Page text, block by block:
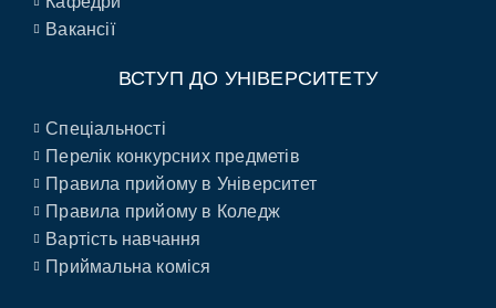
Вакансії
ВСТУП ДО УНІВЕРСИТЕТУ
Спеціальності
Перелік конкурсних предметів
Правила прийому в Університет
Правила прийому в Коледж
Вартість навчання
Приймальна коміся